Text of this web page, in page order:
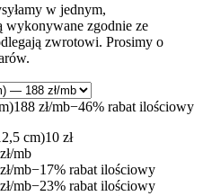
w jednym,
wykonywane zgodnie ze
zwrotowi. Prosimy o
188 zł/mb−46% rabat ilościowy
cm)10 zł
mb
mb−17% rabat ilościowy
mb−23% rabat ilościowy